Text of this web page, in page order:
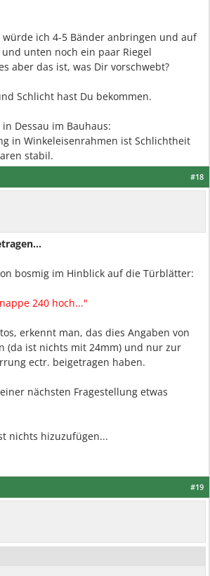
würde ich 4-5 Bänder anbringen und auf
unten noch ein paar Riegel
aber das ist, was Dir vorschwebt?
Schlicht hast Du bekommen.
Dessau im Bauhaus:
in Winkeleisenrahmen ist Schlichtheit
stabil.
#18
bosmig im Hinblick auf die Türblätter:
240 hoch..."
erkennt man, das dies Angaben von
(da ist nichts mit 24mm) und nur zur
ectr. beigetragen haben.
nächsten Fragestellung etwas
nichts hizuzufügen...
#19